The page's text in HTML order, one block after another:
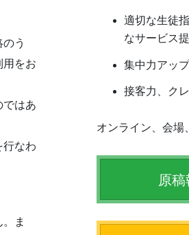
う
用をお
ではあ
行なわ
ま
適切な生徒
なサービス
集中力アッ
接客力、ク
オンライン、会場
原